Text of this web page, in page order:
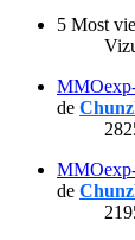
5 Most
de
de